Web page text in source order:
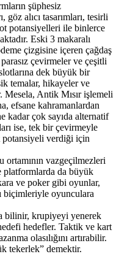
şüphesiz
göz alıcı tasarımları, tesirli
potansiyelleri ile binlerce
Eski 3 makaralı
çizgisine içeren çağdaş
çevirmeler ve çeşitli
dek büyük bir
temalar, hikayeler ve
Antik Mısır işlemeli
efsane kahramanlardan
kadar çok sayıda alternatif
ise, tek bir çevirmeyle
verdiği için
ortamının vazgeçilmezleri
platformlarda da büyük
ve poker gibi oyunlar,
biçimleriyle oyunculara
bilinir, krupiyeyi yenerek
hedefler. Taktik ve kart
olasılığını artırabilir.
tekerlek” demektir.